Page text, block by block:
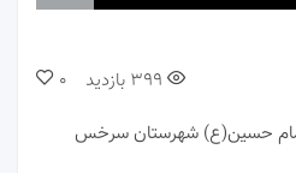
0 399 بازدید
امام حسین(ع) شهرستان سرخس